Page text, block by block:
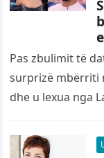
Pas zbulimit të
surprizë mbërriti
dhe u lexua nga